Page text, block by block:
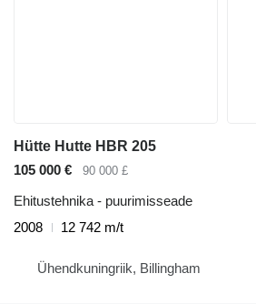
Hütte Hutte HBR 205
105 000 €
90 000 £
Ehitustehnika - puurimisseade
2008
12 742 m/t
Ühendkuningriik, Billingham